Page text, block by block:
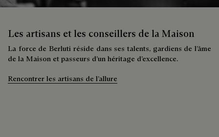
Les artisans et les conseillers de la Maison
La force de Berluti réside dans ses talents, gardiens de l’âme
de la Maison et passeurs d’un héritage d’excellence.
Rencontrer les artisans de l’allure